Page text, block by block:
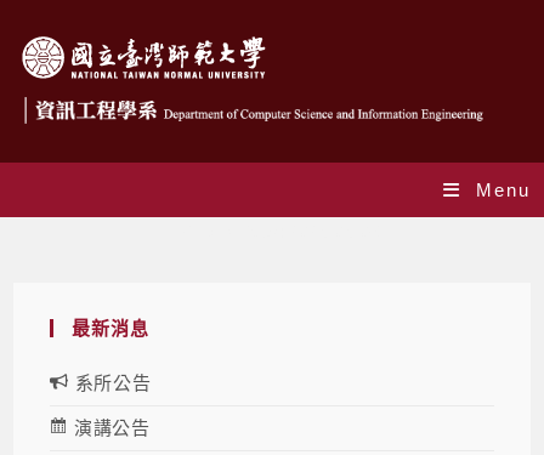
Menu
最新消息
系所公告
演講公告